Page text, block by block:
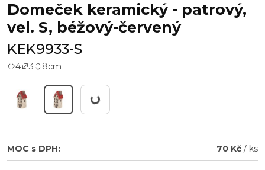
Domeček keramický - patrový,
vel. S, béžový-červený
KEK9933-S
4 3 8cm
Pracuji...
MOC s DPH: 70 Kč / ks